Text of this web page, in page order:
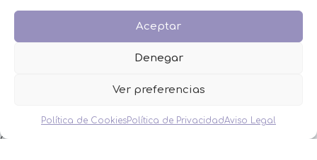
Aceptar
Denegar
Ver preferencias
Política de CookiesPolítica de PrivacidadAviso Legal
OFERTAS
THE FRUIT COMPANY
Política de Cookies
Condiciones de venta